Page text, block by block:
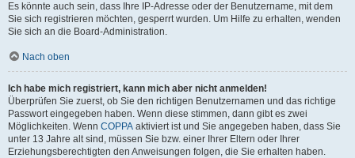
Es könnte auch sein, dass Ihre IP-Adresse oder der Benutzername, mit dem
Sie sich registrieren möchten, gesperrt wurden. Um Hilfe zu erhalten, wenden
Sie sich an die Board-Administration.
Nach oben
Ich habe mich registriert, kann mich aber nicht anmelden!
Überprüfen Sie zuerst, ob Sie den richtigen Benutzernamen und das richtige
Passwort eingegeben haben. Wenn diese stimmen, dann gibt es zwei
Möglichkeiten. Wenn COPPA aktiviert ist und Sie angegeben haben, dass Sie
unter 13 Jahre alt sind, müssen Sie bzw. einer Ihrer Eltern oder Ihrer
Erziehungsberechtigten den Anweisungen folgen, die Sie erhalten haben.